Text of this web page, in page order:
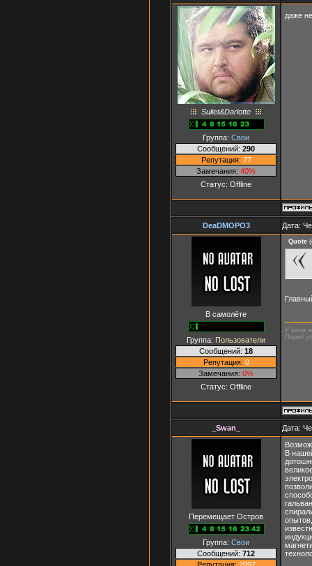
Suliet&Darlotte
Группа: Свои
Сообщений: 290
Репутация: 77
Замечания: 40%
Статус: Offline
даже
DeaDMOPO3 Дата:
В самолёте
Группа: Пользователи
Сообщений: 18
Репутация: 0
Замечания: 0%
Статус: Offline
Quote (
У меня
Перед
_Swan_ Дата:
Перемещает Остров
Группа: Свои
Сообщений: 712
В